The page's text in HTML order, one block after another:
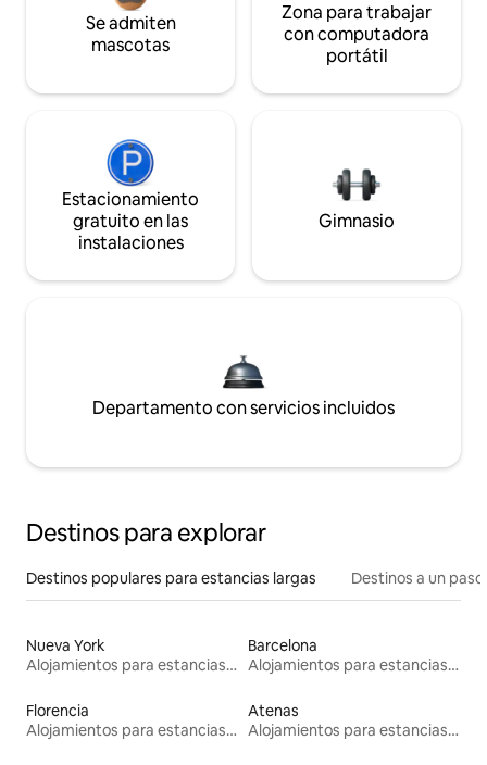
Se admiten
mascotas
Zona para trabajar
con computadora
portátil
Estacionamiento
gratuito en las
instalaciones
Gimnasio
Departamento con servicios incluidos
Destinos para explorar
Destinos populares para estancias largas Destinos a un
Nueva York
Alojamientos para estancias largas
Barcelona
Alojamientos para estancias largas
Florencia
Alojamientos para estancias largas
Atenas
Alojamientos para estancias largas